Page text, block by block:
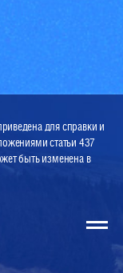
для справки и
статьи 437
быть изменена в